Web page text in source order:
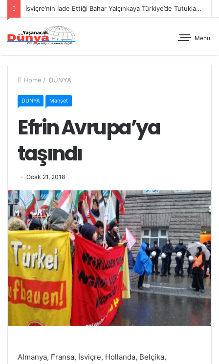
İsviçre’nin İade Ettiği Bahar Yalçınkaya Türkiye’de Tutuklandı
Menü
Home / DÜNYA
DÜNYA Manşet
Efrin Avrupa’ya
taşındı
Ocak 21, 2018
Almanya, Fransa, İsviçre, Hollanda, Belçika,